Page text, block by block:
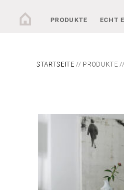
PRODUKTE ECHT
STARTSEITE PRODUKTE